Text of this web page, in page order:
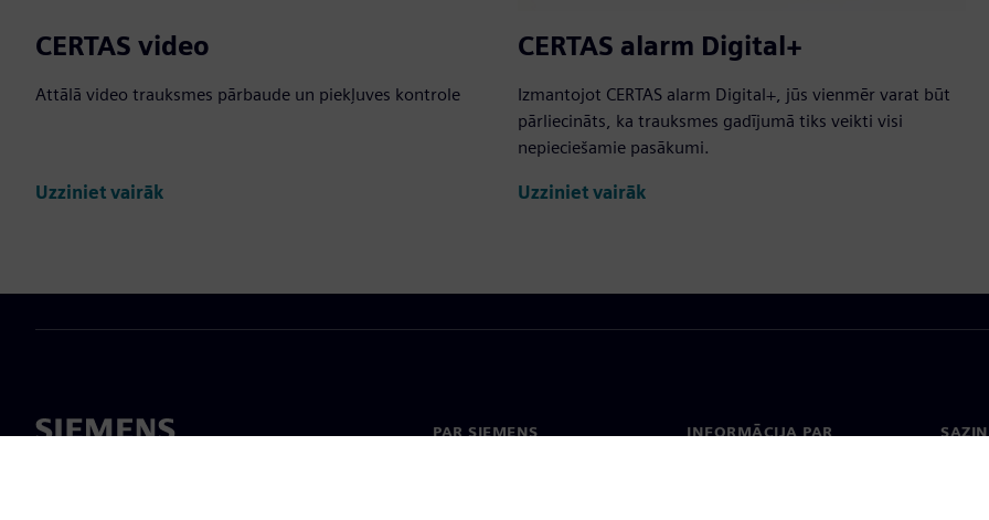
CERTAS video
Attālā video trauksmes pārbaude un piekļuves kontrole
Uzziniet vairāk
CERTAS alarm Digital+
Izmantojot CERTAS alarm Digital+, jūs vienmēr varat būt
pārliecināts, ka trauksmes gadījumā tiks veikti visi
nepieciešamie pasākumi.
Uzziniet vairāk
PAR SIEMENS
INFORMĀCIJA PAR